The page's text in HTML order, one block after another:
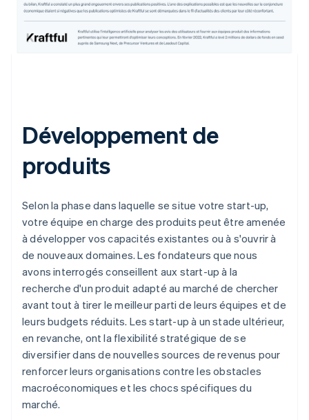
Développement de
produits
Selon la phase dans laquelle se situe votre start-up,
votre équipe en charge des produits peut être amenée
à développer vos capacités existantes ou à s'ouvrir à
de nouveaux domaines. Les fondateurs que nous
avons interrogés conseillent aux start-up à la
recherche d'un produit adapté au marché de chercher
avant tout à tirer le meilleur parti de leurs équipes et de
leurs budgets réduits. Les start-up à un stade ultérieur,
en revanche, ont la flexibilité stratégique de se
diversifier dans de nouvelles sources de revenus pour
renforcer leurs organisations contre les obstacles
macroéconomiques et les chocs spécifiques du
marché.